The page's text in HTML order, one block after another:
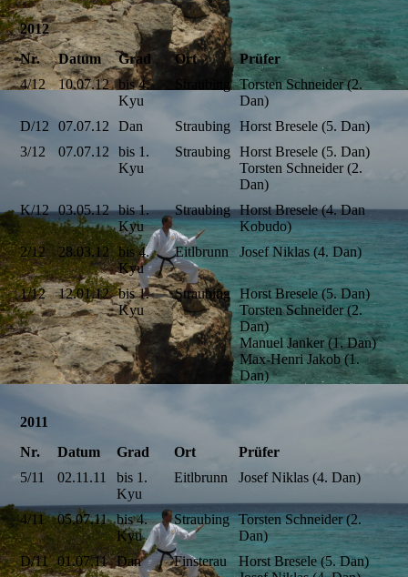
2012
Nr.
Datum Grad Ort
Prüfer
4/12
10.07.12 bis 4.
Kyu
Straubing
Torsten Schneider (2.
Dan)
D/12
07.07.12 Dan Straubing
Horst Bresele (5. Dan)
3/12
07.07.12
bis 1.
Kyu
Straubing
Horst Bresele (5. Dan)
Torsten Schneider (2.
Dan)
K/12 03.05.12 bis 1.
Kyu
Straubing Horst Bresele (4. Dan
Kobudo)
2/12
28.03.12 bis 4.
Kyu
Eitlbrunn Josef Niklas (4. Dan)
1/12 12.01.12 bis 1.
Kyu
Straubing Horst Bresele (5. Dan)
Torsten Schneider (2.
Dan)
Manuel Janker (1. Dan)
Max-Henri Jakob (1.
Dan)
2011
Nr.
Datum Grad Ort
Prüfer
5/11
02.11.11
bis 1.
Kyu
Eitlbrunn Josef Niklas (4. Dan)
4/11 05.07.11 bis 4.
Kyu
Straubing
Torsten Schneider (2.
Dan)
D/11
01.07.11 Dan Finsterau
Horst Bresele (5. Dan)